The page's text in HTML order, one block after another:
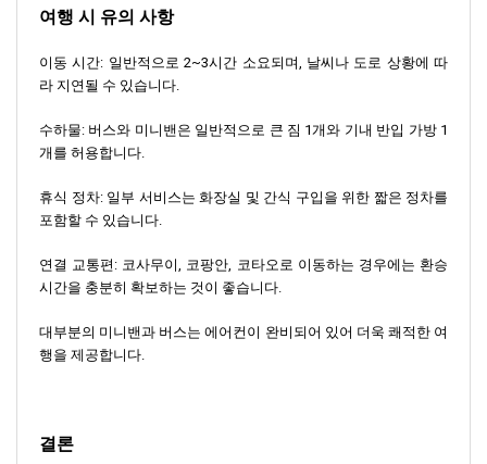
여행 시 유의 사항
이동 시간: 일반적으로 2~3시간 소요되며, 날씨나 도로 상황에 따
라 지연될 수 있습니다.
수하물: 버스와 미니밴은 일반적으로 큰 짐 1개와 기내 반입 가방 1
개를 허용합니다.
휴식 정차: 일부 서비스는 화장실 및 간식 구입을 위한 짧은 정차를
포함할 수 있습니다.
연결 교통편: 코사무이, 코팡안, 코타오로 이동하는 경우에는 환승
시간을 충분히 확보하는 것이 좋습니다.
대부분의 미니밴과 버스는 에어컨이 완비되어 있어 더욱 쾌적한 여
행을 제공합니다.
결론